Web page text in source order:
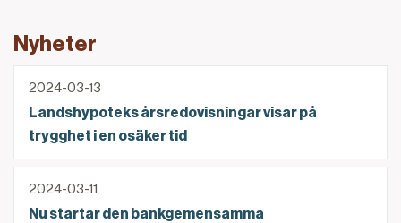
Nyheter
2024-03-13
Landshypoteks årsredovisningar visar på
trygghet i en osäker tid
2024-03-11
Nu startar den bankgemensamma